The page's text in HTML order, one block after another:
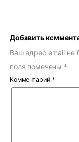
Добавить
Ваш адрес email не
поля помечены *
Комментарий *